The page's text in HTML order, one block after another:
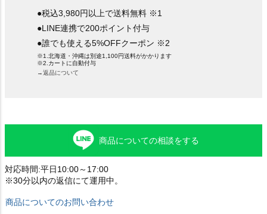
●税込3,980円以上で送料無料 ※1
●LINE連携で200ポイント付与
●誰でも使える5%OFFクーポン ※2
※1.北海道・沖縄は別途1,100円送料がかかります
※2.カートに自動付与
→返品について
商品についての相談をする
対応時間:平日10:00～17:00
※30分以内の返信にて運用中。
商品についてのお問い合わせ